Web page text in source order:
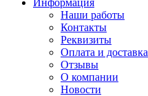
Наши работы
Контакты
Реквизиты
Оплата и доставка
Отзывы
О компании
Новости